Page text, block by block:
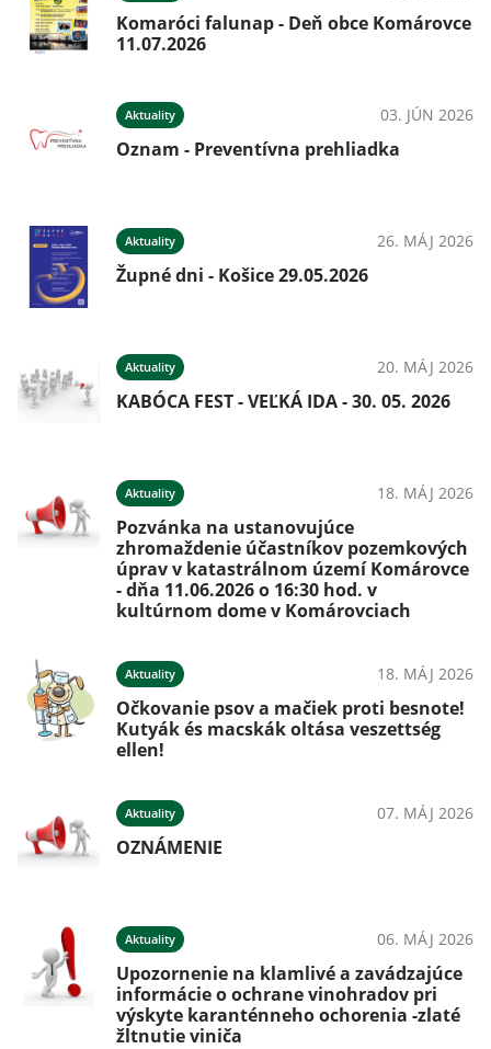
Komaróci falunap - Deň obce Komárovce
11.07.2026
Aktuality 03. JÚN 2026
Oznam - Preventívna prehliadka
Aktuality 26. MÁJ 2026
Župné dni - Košice 29.05.2026
Aktuality 20. MÁJ 2026
KABÓCA FEST - VEĽKÁ IDA - 30. 05. 2026
Aktuality 18. MÁJ 2026
Pozvánka na ustanovujúce
zhromaždenie účastníkov pozemkových
úprav v katastrálnom území Komárovce
- dňa 11.06.2026 o 16:30 hod. v
kultúrnom dome v Komárovciach
Aktuality 18. MÁJ 2026
Očkovanie psov a mačiek proti besnote!
Kutyák és macskák oltása veszettség
ellen!
Aktuality 07. MÁJ 2026
OZNÁMENIE
Aktuality 06. MÁJ 2026
Upozornenie na klamlivé a zavádzajúce
informácie o ochrane vinohradov pri
výskyte karanténneho ochorenia -zlaté
žltnutie viniča